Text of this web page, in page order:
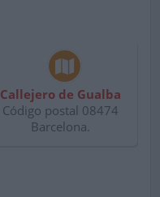
Callejero de Gualba
Código postal 08474
Barcelona.